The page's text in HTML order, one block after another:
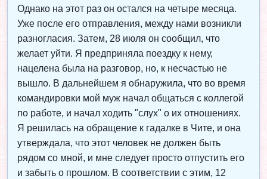
Однако на этот раз он остался на четыре месяца.
Уже после его отправления, между нами возникли
разногласия. Затем, 28 июля он сообщил, что
желает уйти. Я предприняла поездку к нему,
нацелена была на разговор, но, к несчастью не
вышло. В дальнейшем я обнаружила, что во время
командировки мой муж начал общаться с коллегой
по работе, и начал ходить "слух" о их отношениях.
Я решилась на обращение к гадалке в Чите, и она
утверждала, что этот человек не должен быть
рядом со мной, и мне следует просто отпустить его
и забыть о прошлом. В соответствии с этим, 12